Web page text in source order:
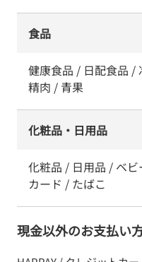
食品
健康食品 / 日配食品 /
精肉 / 青果
化粧品・日用品
化粧品 / 日用品 / ベ
カード / たばこ
現金以外のお支払い